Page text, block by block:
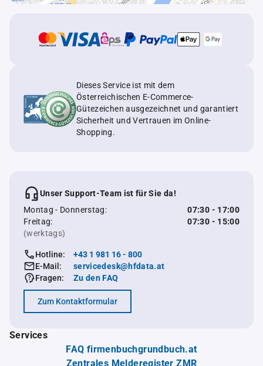
Dieses Service ist mit dem
Österreichischen E-Commerce-
Gütezeichen ausgezeichnet und garantiert
Sicherheit und Vertrauen im Online-
Shopping.
Unser Support-Team ist für Sie da!
Montag - Donnerstag:
07:30 - 17:00
Freitag:
07:30 - 15:00
(werktags)
Hotline:
+43 1 981 16 - 800
E-Mail:
servicedesk@hfdata.at
Fragen:
Zu den FAQ
Zum Kontaktformular
Services
FAQ firmenbuchgrundbuch.at
Zentrales Melderegister ZMR